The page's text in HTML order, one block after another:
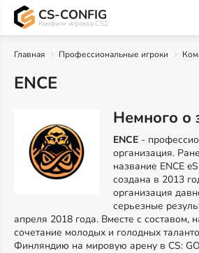
CS-CONFIG
Конфиги игроков CS2
Главная Профессиональные игроки
ENCE
Немного о
ENCE -
организация.
название ENCE
создана в 2013
организация
серьезные
апреля 2018 года. Вместе с составом,
сочетание молодых и голодных
Финляндию на мировую арену в CS: